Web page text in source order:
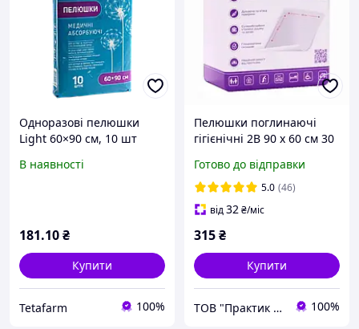
Одноразові пелюшки
Light 60×90 см, 10 шт
В наявності
181.10₴
Купити
Tetafarm 100%
Пелюшки поглинаючі
гігієнічні 2В 90 х 60 см 30
пелюшки
Готово до відправки
5.0 (46)
від32₴/міс
315₴
Купити
ТОВ "Практик 2022": Інтернет-магазин медичних, офісних, канцелярських та господарських товарів 100%